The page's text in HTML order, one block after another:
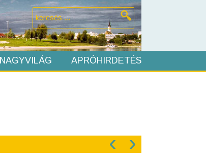
NAGYVILÁG APRÓHIRDETÉS
‹ ›